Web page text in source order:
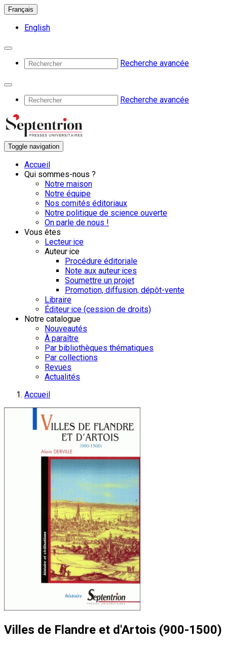
Français
English
Recherche avancée
Recherche avancée
Toggle navigation
Accueil
Qui sommes-nous ?
Notre maison
Notre équipe
Nos comités éditoriaux
Notre politique de science ouverte
On parle de nous !
Vous êtes
Lecteur·ice
Auteur·ice
Procédure éditoriale
Note aux auteur·ices
Soumettre un projet
Promotion, diffusion, dépôt-vente
Libraire
Éditeur·ice (cession de droits)
Notre catalogue
Nouveautés
À paraître
Par bibliothèques thématiques
Par collections
Revues
Actualités
Accueil
Villes de Flandre et d'Artois (900-1500)